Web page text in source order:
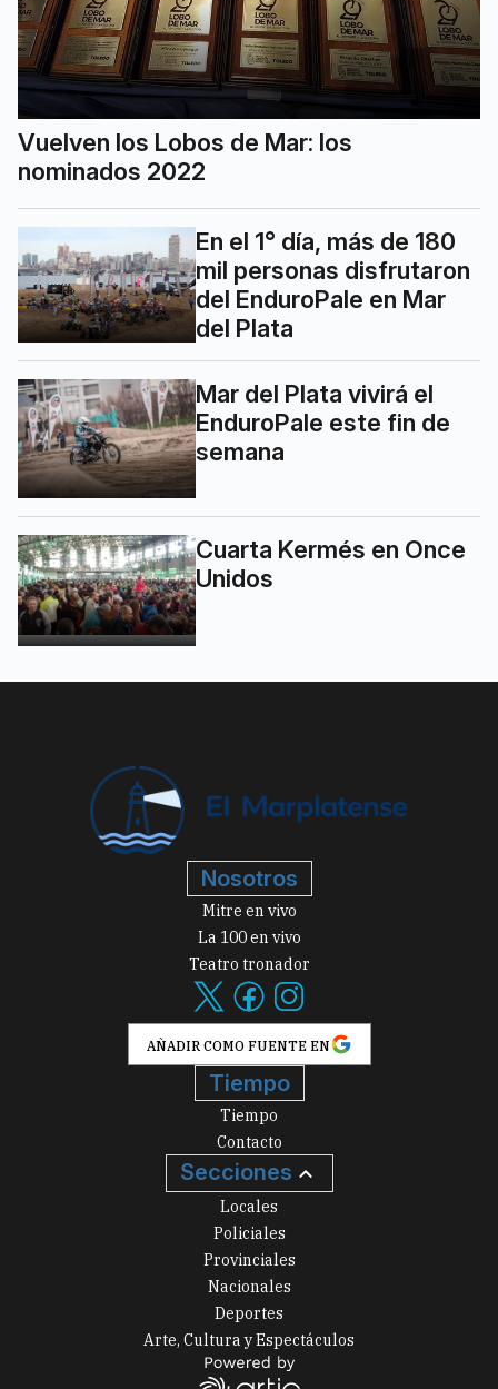
Vuelven los Lobos de Mar: los
nominados 2022
En el 1° día, más de 180
mil personas disfrutaron
del EnduroPale en Mar
del Plata
Mar del Plata vivirá el
EnduroPale este fin de
semana
Cuarta Kermés en Once
Unidos
Nosotros
Mitre en vivo
La 100 en vivo
Teatro tronador
AÑADIR COMO FUENTE EN
Tiempo
Tiempo
Contacto
Secciones
Locales
Policiales
Provinciales
Nacionales
Deportes
Arte, Cultura y Espectáculos